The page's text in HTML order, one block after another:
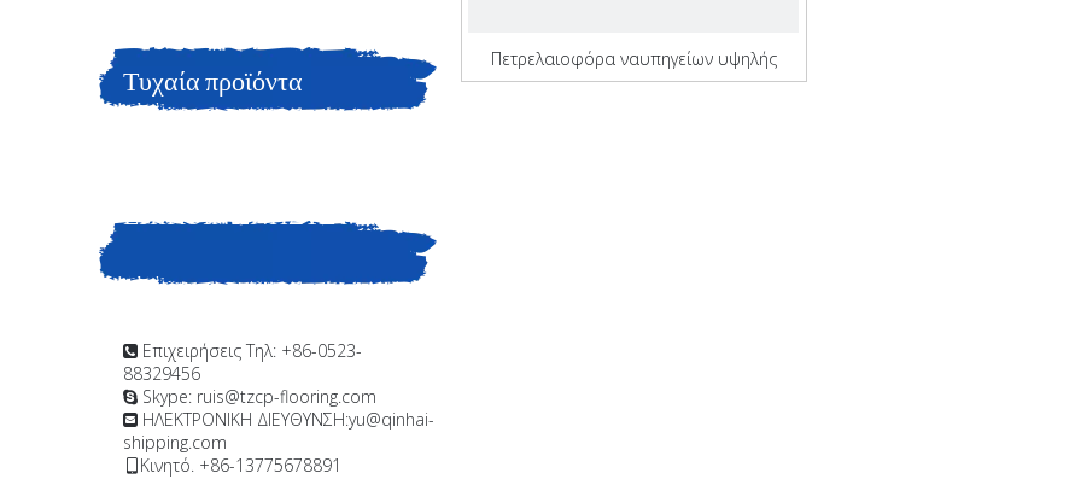
Τυχαία προϊόντα
ΕΠΙΚΟΙΝΩΝΗΣΤΕ ΜΑΖΙ
ΜΑΣ
 Επιχειρήσεις Τηλ: +86-0523-
88329456
 Skype: ruis@tzcp-flooring.com
 ΗΛΕΚΤΡΟΝΙΚΗ ΔΙΕΥΘΥΝΣΗ:yu@qinhai-
shipping.com
Κινητό. +86-13775678891
Πετρελαιοφόρα ναυπηγείων υψηλής
απόδοσης Qinhai